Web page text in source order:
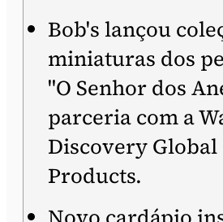
Bob's lançou
miniaturas dos
"O Senhor dos
parceria com a
Discovery
Products.